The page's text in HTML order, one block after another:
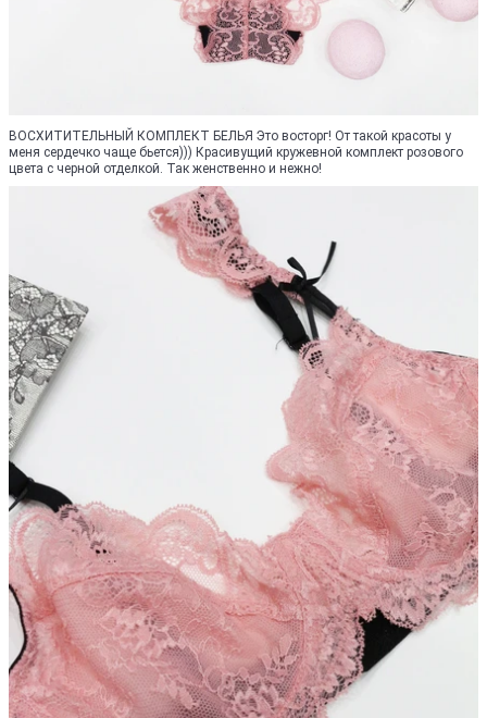
ВОСХИТИТЕЛЬНЫЙ КОМПЛЕКТ БЕЛЬЯ Это восторг! От такой красоты у
меня сердечко чаще бьется))) Красивущий кружевной комплект розового
цвета с черной отделкой. Так женственно и нежно!